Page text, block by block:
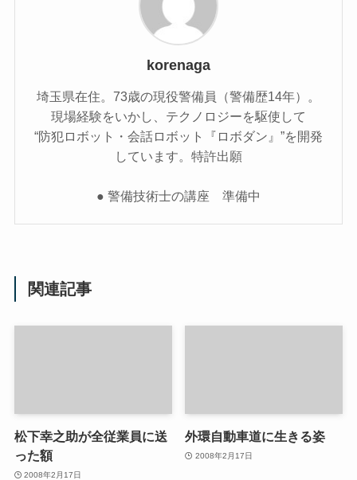
korenaga
埼玉県在住。73歳の現役警備員（警備歴14年）。
現場経験をいかし、テクノロジーを駆使して
“防犯ロボット・会話ロボット『ロボダン』”を開発
しています。特許出願
● 警備技術士の講座 準備中
関連記事
松下幸之助が全従業員に送
った額
2008年2月17日
外環自動車道に生きる姿
2008年2月17日